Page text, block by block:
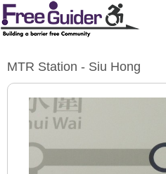
MTR Station - Siu Hong